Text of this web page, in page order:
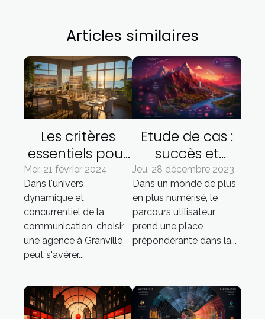
Articles similaires
Les critères
essentiels pour
choisir une
agence de
communication
à Granville
Mer. 21 février 2024
Dans l'univers
dynamique et
concurrentiel de la
communication, choisir
une agence à Granville
peut s'avérer...
Etude de cas :
succès et
échecs dans la
mise en œuvre
du parcours
utilisateur
Jeu. 28 décembre 2023
Dans un monde de plus
en plus numérisé, le
parcours utilisateur
prend une place
prépondérante dans la...